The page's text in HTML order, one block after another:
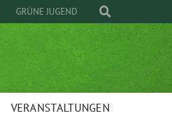
GRÜNE JUGEND
VERANSTALTUNGEN